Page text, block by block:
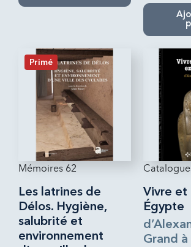
Primé
Mémoires 62
Les latrines de
Délos. Hygiène,
salubrité et
environnement
Vivre et
Égypte
Grand